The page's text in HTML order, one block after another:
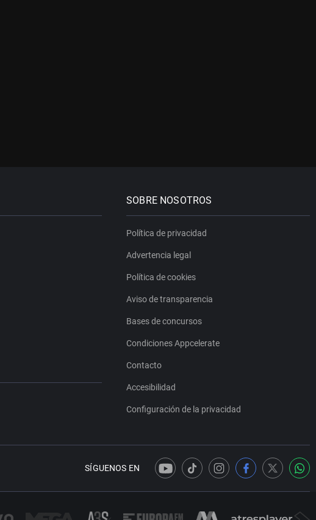
SOBRE NOSOTROS
Política de privacidad
Advertencia legal
Política de cookies
Aviso de transparencia
Bases de concursos
Condiciones Appcelerate
Contacto
Accesibilidad
Configuración de la privacidad
SÍGUENOS EN